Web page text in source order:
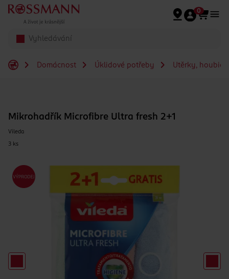
Přeskočit na hlavmní obsah
0
Domácnost Úklidové potřeby Utěrky,
Mikrohadřík Microfibre Ultra fresh 2+1
Vileda
3 ks